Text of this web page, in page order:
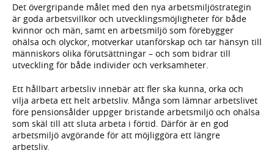
Det övergripande målet med den nya arbetsmiljöstrategin
är goda arbetsvillkor och utvecklingsmöjligheter för både
kvinnor och män, samt en arbetsmiljö som förebygger
ohälsa och olyckor, motverkar utanförskap och tar hänsyn till
människors olika förutsättningar – och som bidrar till
utveckling för både individer och verksamheter.
Ett hållbart arbetsliv innebär att fler ska kunna, orka och
vilja arbeta ett helt arbetsliv. Många som lämnar arbetslivet
före pensionsålder uppger bristande arbetsmiljö och ohälsa
som skäl till att sluta arbeta i förtid. Därför är en god
arbetsmiljö avgörande för att möjliggöra ett längre
arbetsliv.